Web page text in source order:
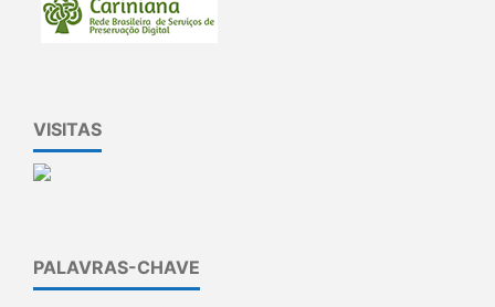
VISITAS
PALAVRAS-CHAVE